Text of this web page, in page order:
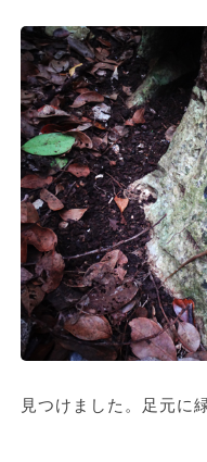
見つけました。足元に